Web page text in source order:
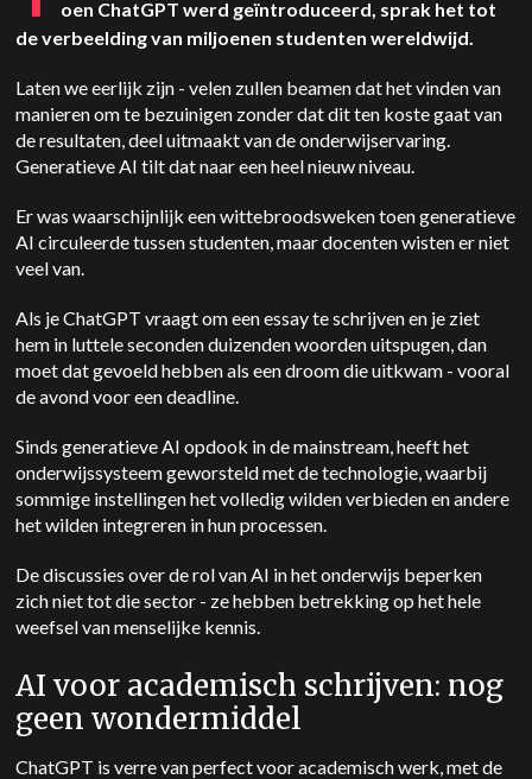
oen ChatGPT werd geïntroduceerd, sprak het tot
de verbeelding van miljoenen studenten wereldwijd.
Laten we eerlijk zijn - velen zullen beamen dat het vinden van
manieren om te bezuinigen zonder dat dit ten koste gaat van
de resultaten, deel uitmaakt van de onderwijservaring.
Generatieve AI tilt dat naar een heel nieuw niveau.
Er was waarschijnlijk een wittebroodsweken toen generatieve
AI circuleerde tussen studenten, maar docenten wisten er niet
veel van.
Als je ChatGPT vraagt om een essay te schrijven en je ziet
hem in luttele seconden duizenden woorden uitspugen, dan
moet dat gevoeld hebben als een droom die uitkwam - vooral
de avond voor een deadline.
Sinds generatieve AI opdook in de mainstream, heeft het
onderwijssysteem geworsteld met de technologie, waarbij
sommige instellingen het volledig wilden verbieden en andere
het wilden integreren in hun processen.
De discussies over de rol van AI in het onderwijs beperken
zich niet tot die sector - ze hebben betrekking op het hele
weefsel van menselijke kennis.
AI voor academisch schrijven: nog
geen wondermiddel
ChatGPT is verre van perfect voor academisch werk, met de